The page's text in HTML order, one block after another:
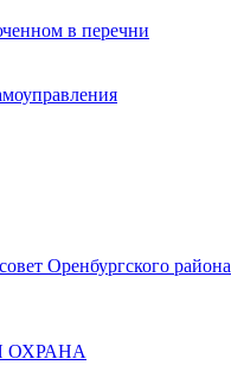
в перечни
Оренбургского района